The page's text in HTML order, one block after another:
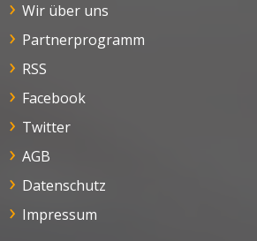
Wir über uns
Partnerprogramm
RSS
Facebook
Twitter
AGB
Datenschutz
Impressum